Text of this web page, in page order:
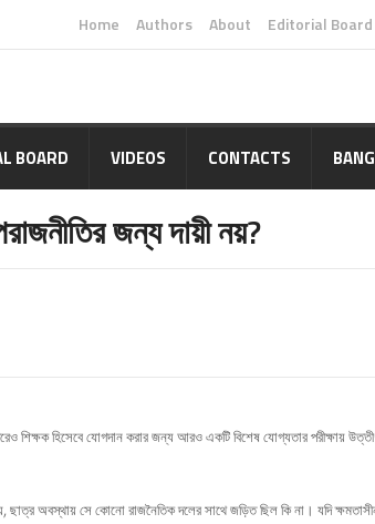
Home Authors About Editorial Board
BOARD VIDEOS CONTACTS
জন্য দায়ী নয়?
শিক্ষক হিসেবে যোগদান করার জন্য আরও একটি বিশেষ যোগ্যতার পরীক্ষায়
অবস্থায় সে কোনো রাজনৈতিক দলের সাথে জড়িত ছিল কি না। যদি